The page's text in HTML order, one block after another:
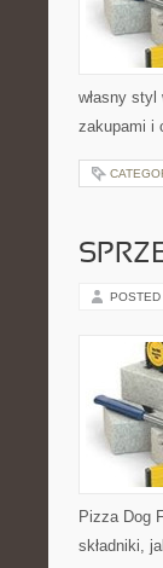
własny
zakupami i
POSTED
Pizza Dog
składniki,